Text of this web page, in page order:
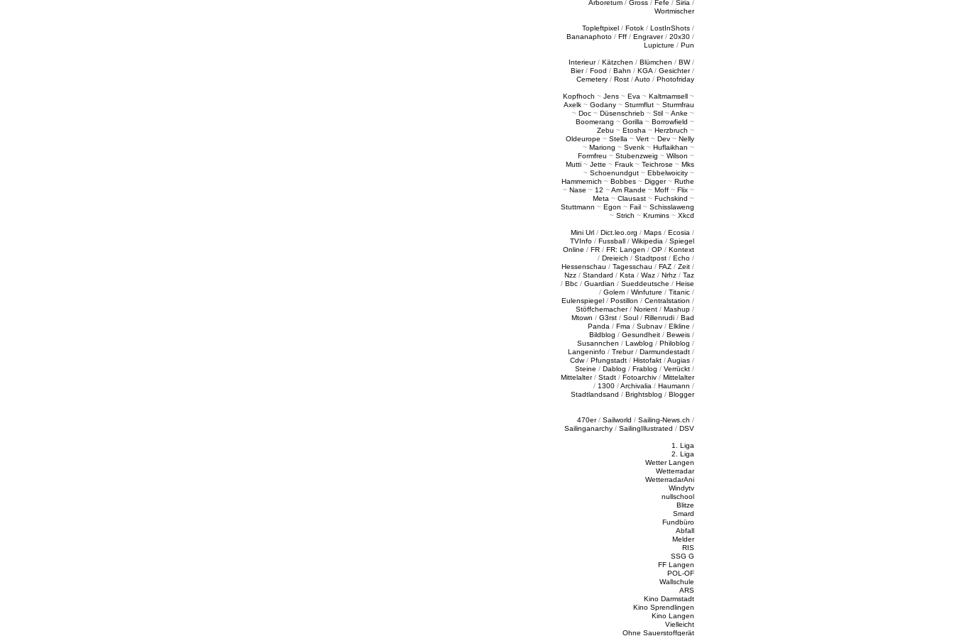
Arboretum / Gross / Fefe / Siria /
Wortmischer
Topleftpixel / Fotok / LostInShots /
Bananaphoto / Fff / Engraver/ 20x30 /
Lupicture / Pun
Interieur/ Kätzchen / Blümchen / BW/
Bier/ Food / Bahn / KGA / Gesichter/
Cemetery / Rost /Auto / Photofriday
Kopfhoch ~ Jens ~ Eva ~ Kaltmamsell ~
Axelk ~ Godany ~ Sturmflut ~ Sturmfrau
~ Doc ~ Düsenschrieb ~ Stil ~Anke ~
Boomerang ~ Gorilla ~ Borrowfield ~
Zebu ~ Etosha ~ Herzbruch ~
Oldeurope ~ Stella ~ Vert ~ Dev ~ Nelly
~ Mariong ~ Svenk ~ Huflaikhan ~
Formfreu ~ Stubenzweig ~ Wilson ~
Mutti ~ Jette ~ Frauk ~ Teichrose ~ Mks
~ Schoenundgut ~ Ebbelwoicity ~
Hammernich ~ Bobbes ~ Digger~ Ruthe
~ Nase ~ 12 ~Am Rande ~ Moff ~ Flix ~
Meta ~ Clausast ~ Fuchskind ~
Stuttmann ~ Egon ~ Fail ~ Schisslaweng
~ Strich ~ Krumins ~ Xkcd
Mini Url / Dict.leo.org / Maps / Ecosia /
TVInfo / Fussball / Wikipedia / Spiegel
Online / FR / FR: Langen / OP / Kontext
/ Dreieich / Stadtpost / Echo /
Hessenschau / Tagesschau / FAZ / Zeit /
Nzz / Standard / Ksta / Waz / Nrhz / Taz
/ Bbc / Guardian / Sueddeutsche / Heise
/ Golem / Winfuture / Titanic /
Eulenspiegel / Postillon / Centralstation /
Stöffchemacher/ Norient / Mashup /
Mtown / G3rst / Soul / Rillenrudi / Bad
Panda / Fma / Subnav / Elkline /
Bildblog / Gesundheit / Beweis /
Susannchen / Lawblog / Philoblog /
Langeninfo / Trebur/ Darmundestadt /
Cdw/ Pfungstadt / Histofakt /Augias /
Steine / Dablog / Frablog / Verrückt /
Mittelalter/ Stadt / Fotoarchiv / Mittelalter
/ 1300 /Archivalia / Haumann /
Stadtlandsand / Brightsblog / Blogger
470er/ Sailworld / Sailing-News.ch /
Sailinganarchy / SailingIllustrated / DSV
1. Liga
2. Liga
Wetter Langen
Wetterradar
WetterradarAni
Windytv
nullschool
Blitze
Smard
Fundbüro
Abfall
Melder
RIS
SSG G
FF Langen
POL-OF
Wallschule
ARS
Kino Darmstadt
Kino Sprendlingen
Kino Langen
Vielleicht
Ohne Sauerstoffgerät